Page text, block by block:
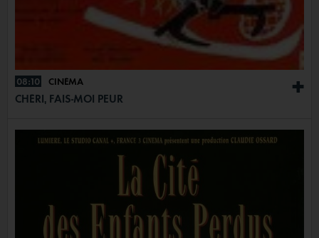
+
08:10 CINÉMA
CHÉRI, FAIS-MOI PEUR